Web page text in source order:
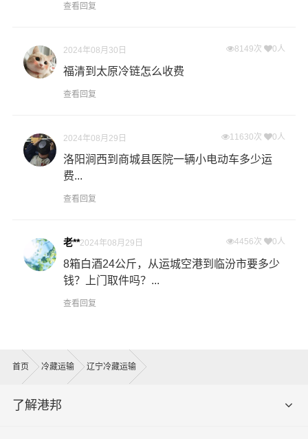
查看回复
2024年08月30日 8149次 0人
福清到太原冷链怎么收费
查看回复
2024年08月29日 11630次 0人
洛阳涧西到商城县医院一辆小电动车多少运
费...
查看回复
老**2024年08月29日 4456次 0人
8箱白酒24公斤，从运城空港到临汾市要多少
钱？上门取件吗？...
查看回复
首页 冷藏运输 辽宁冷藏运输
了解港邦